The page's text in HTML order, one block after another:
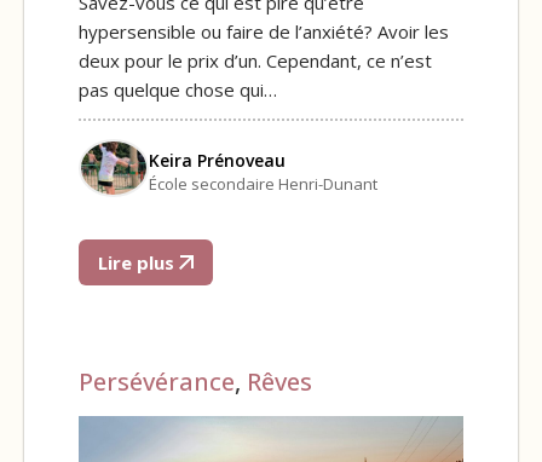
hypersensible ou faire de l’anxiété? Avoir les
deux pour le prix d’un. Cependant, ce n’est
pas quelque chose qui…
Keira Prénoveau
École secondaire Henri-Dunant
Lire plus
Persévérance, Rêves